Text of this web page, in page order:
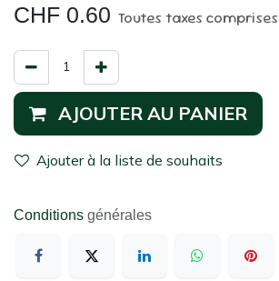
CHF 0.60 Toutes taxes comprises
AJOUTER AU PANIER
Ajouter à la liste de souhaits
Conditions générales